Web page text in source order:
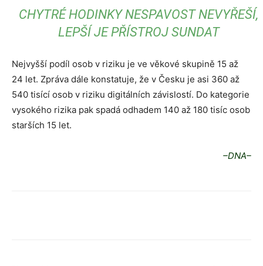
CHYTRÉ HODINKY NESPAVOST NEVYŘEŠÍ,
LEPŠÍ JE PŘÍSTROJ SUNDAT
Nejvyšší podíl osob v riziku je ve věkové skupině 15 až
24 let. Zpráva dále konstatuje, že v Česku je asi 360 až
540 tisící osob v riziku digitálních závislostí. Do kategorie
vysokého rizika pak spadá odhadem 140 až 180 tisíc osob
starších 15 let.
–DNA–